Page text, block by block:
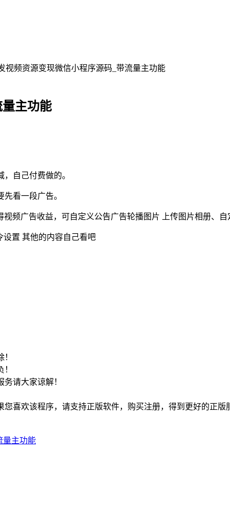
视频资源变现微信小程序源码_带流量主功能
主功能
自己付费做的。
看一段广告。
频广告收益，可自定义公告广告轮播图片 上传图片相册、
设置 其他的内容自己看吧
请大家谅解！
喜欢该程序，请支持正版软件，购买注册，得到更好的正版
量主功能